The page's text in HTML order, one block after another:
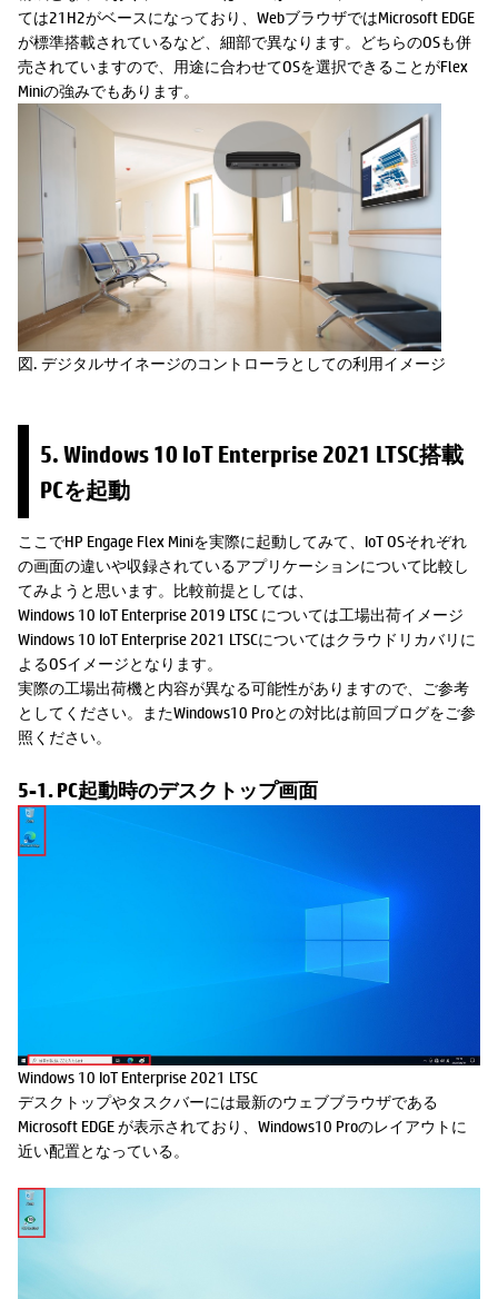
ては21H2がベースになっており、WebブラウザではMicrosoft EDGE
が標準搭載されているなど、細部で異なります。どちらのOSも併
売されていますので、用途に合わせてOSを選択できることがFlex
Miniの強みでもあります。
図. デジタルサイネージのコントローラとしての利用イメージ
5. Windows 10 IoT Enterprise 2021 LTSC搭載
PCを起動
ここでHP Engage Flex Miniを実際に起動してみて、IoT OSそれぞれ
の画面の違いや収録されているアプリケーションについて比較し
てみようと思います。比較前提としては、
Windows 10 IoT Enterprise 2019 LTSC については工場出荷イメージ
Windows 10 IoT Enterprise 2021 LTSCについてはクラウドリカバリに
よるOSイメージとなります。
実際の工場出荷機と内容が異なる可能性がありますので、ご参考
としてください。またWindows10 Proとの対比は前回ブログをご参
照ください。
5-1. PC起動時のデスクトップ画面
Windows 10 IoT Enterprise 2021 LTSC
デスクトップやタスクバーには最新のウェブブラウザである
Microsoft EDGE が表示されており、Windows10 Proのレイアウトに
近い配置となっている。